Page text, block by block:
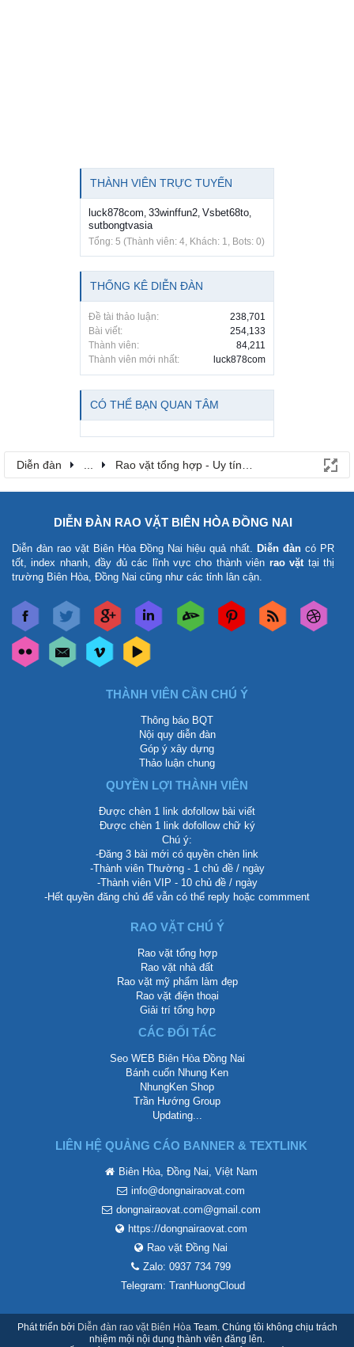
THÀNH VIÊN TRỰC TUYẾN
luck878com 33winffun2 Vsbet68to
sutbongtvasia
Tổng: 5 (Thành viên: 4, Khách: 1, Bots: 0)
THỐNG KÊ DIỄN ĐÀN
Đề tài thảo luận:
238,701
Bài viết:
254,133
Thành viên:
84,211
Thành viên mới nhất:
luck878com
CÓ THỂ BẠN QUAN TÂM
Diễn đàn Rao vặt tổng hợp - Uy tín - Miễn phí
DIỄN ĐÀN RAO VẶT BIÊN HÒA ĐỒNG NAI
Diễn đàn rao vặt Biên Hòa Đồng Nai hiệu quả nhất. Diễn đàn có PR
tốt, index nhanh, đầy đủ các lĩnh vực cho thành viên rao vặt tại thị
trường Biên Hòa, Đồng Nai cũng như các tỉnh lân cận.
THÀNH VIÊN CẦN CHÚ Ý
Thông báo BQT
Nội quy diễn đàn
Góp ý xây dựng
Thảo luận chung
QUYỀN LỢI THÀNH VIÊN
Được chèn 1 link dofollow bài viết
Được chèn 1 link dofollow chữ ký
Chú ý:
-Đăng 3 bài mới có quyền chèn link
-Thành viên Thường - 1 chủ đề / ngày
-Thành viên VIP - 10 chủ đề / ngày
-Hết quyền đăng chủ để vẫn có thể reply hoặc commment
RAO VẶT CHÚ Ý
Rao vặt tổng hợp
Rao vặt nhà đất
Rao vặt mỹ phẩm làm đẹp
Rao vặt điện thoại
Giải trí tổng hợp
CÁC ĐỐI TÁC
Seo WEB Biên Hòa Đồng Nai
Bánh cuốn Nhung Ken
NhungKen Shop
Trần Hướng Group
Updating...
LIÊN HỆ QUẢNG CÁO BANNER & TEXTLINK
Biên Hòa, Đồng Nai, Việt Nam
info@dongnairaovat.com
dongnairaovat.com@gmail.com
https://dongnairaovat.com
Rao vặt Đồng Nai
Zalo: 0937 734 799
Telegram: TranHuongCloud
Phát triển bởi Diễn đàn rao vặt Biên Hòa Team. Chúng tôi không chịu trách
nhiệm mội nội dung thành viên đăng lên.